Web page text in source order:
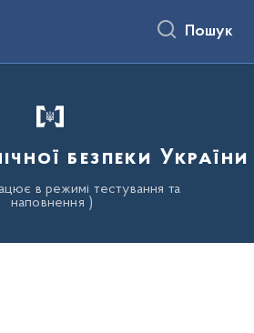
Пошук
безпеки України
в режимі тестування та
наповнення )